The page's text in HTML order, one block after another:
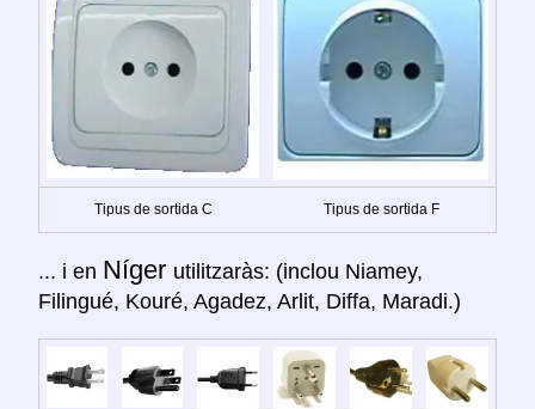
Tipus de sortida C Tipus de sortida F
... i en Níger utilitzaràs: (inclou Niamey,
Filingué, Kouré, Agadez, Arlit, Diffa, Maradi.)